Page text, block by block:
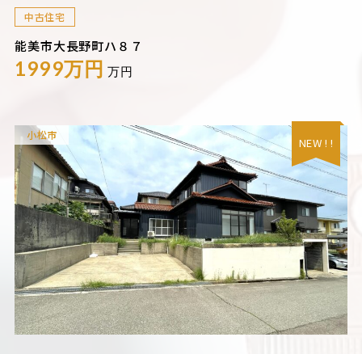
中古住宅
能美市大長野町ハ８７
1999万円 万円
小松市
NEW ! !